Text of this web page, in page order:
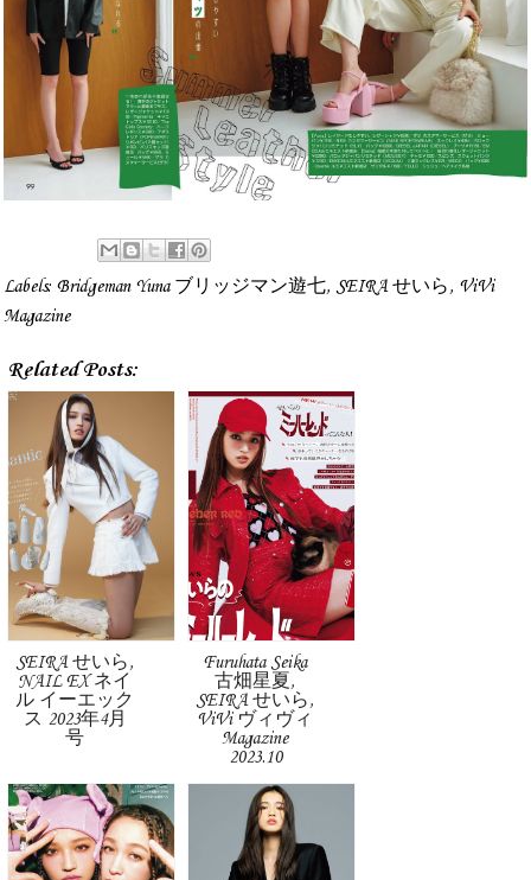
Labels: Bridgeman Yuna ブリッジマン遊七, SEIRA せいら, ViVi
Magazine
Related Posts:
SEIRA せいら,
NAIL EX ネイ
ル イーエック
ス 2023年4月
号
Furuhata Seika
古畑星夏,
SEIRA せいら,
ViVi ヴィヴィ
Magazine
2023.10